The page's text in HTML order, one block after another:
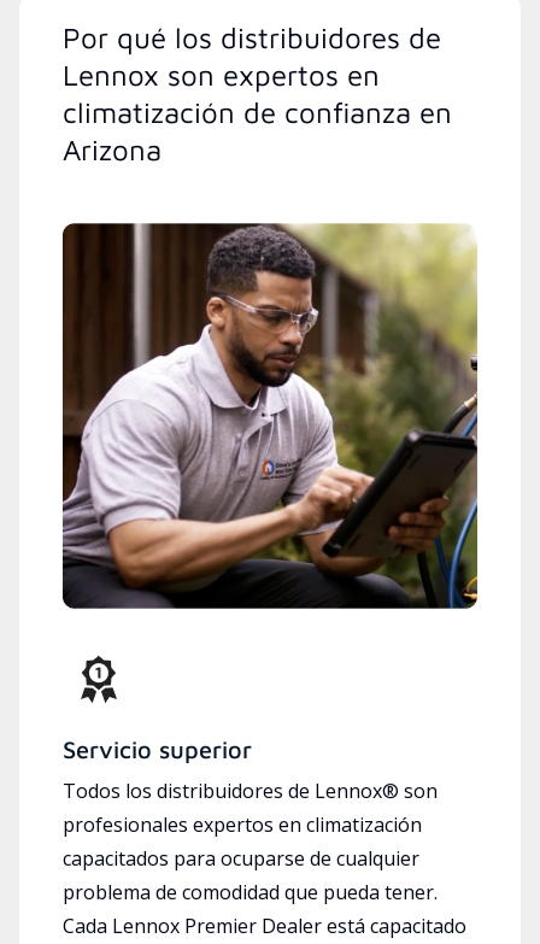
Por qué los distribuidores de
Lennox son expertos en
climatización de confianza en
Arizona
Servicio superior
Todos los distribuidores de Lennox® son
profesionales expertos en climatización
capacitados para ocuparse de cualquier
problema de comodidad que pueda tener.
Cada Lennox Premier Dealer está capacitado